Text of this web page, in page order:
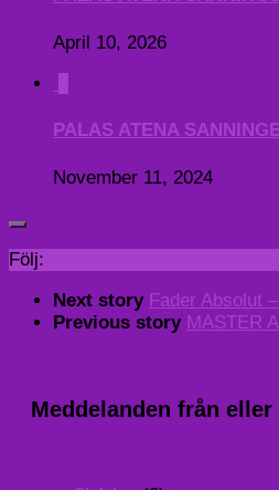
April 10, 2026
PALAS ATENA
November 11, 2024
Följ:
Next story Fader Absolut
Previous story MASTER
Meddelanden från eller